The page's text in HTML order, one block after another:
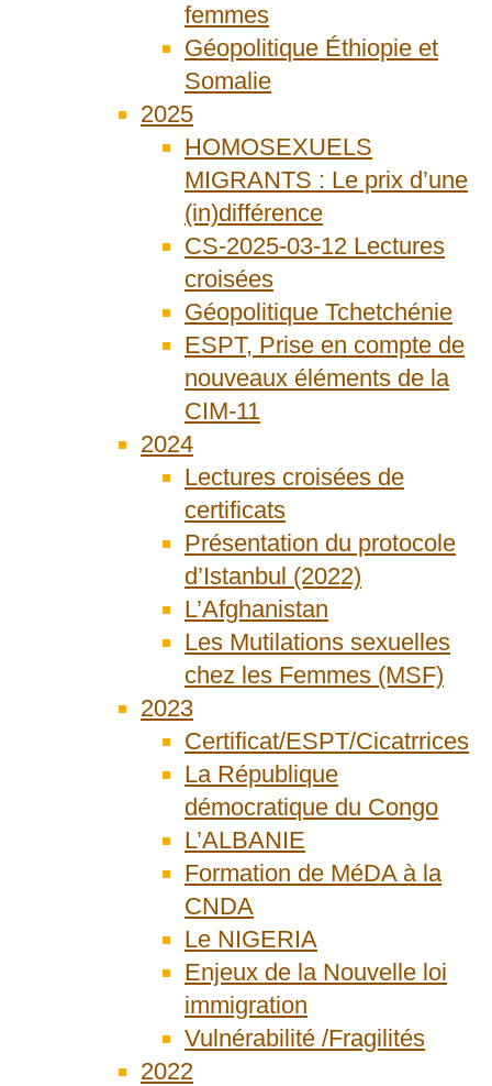
femmes
Géopolitique Éthiopie et
Somalie
2025
HOMOSEXUELS
MIGRANTS : Le prix d’une
(in)différence
CS-2025-03-12 Lectures
croisées
Géopolitique Tchetchénie
ESPT, Prise en compte de
nouveaux éléments de la
CIM-11
2024
Lectures croisées de
certificats
Présentation du protocole
d’Istanbul (2022)
L’Afghanistan
Les Mutilations sexuelles
chez les Femmes (MSF)
2023
Certificat/ESPT/Cicatrrices
La République
démocratique du Congo
L’ALBANIE
Formation de MéDA à la
CNDA
Le NIGERIA
Enjeux de la Nouvelle loi
immigration
Vulnérabilité /Fragilités
2022